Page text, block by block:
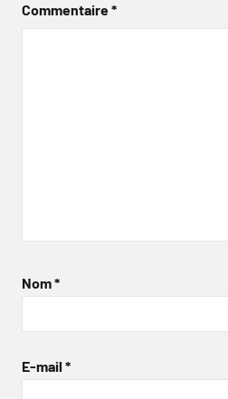
Commentaire*
Nom*
E-mail *